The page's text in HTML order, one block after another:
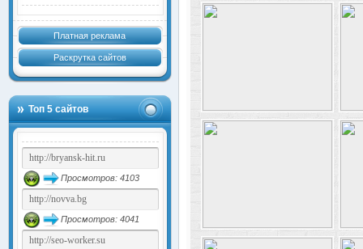
Платная реклама
Раскрутка сайтов
Топ 5 сайтов
Просмотров: 4103
Просмотров: 4041